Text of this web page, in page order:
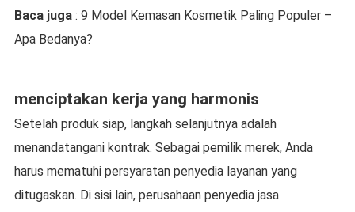
Baca juga: 9 Model Kemasan Kosmetik Paling Populer –
Apa Bedanya?
menciptakan kerja yang harmonis
Setelah produk siap, langkah selanjutnya adalah
menandatangani kontrak. Sebagai pemilik merek, Anda
harus mematuhi persyaratan penyedia layanan yang
ditugaskan. Di sisi lain, perusahaan penyedia jasa